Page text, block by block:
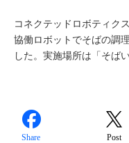
コネクテッドロボティク
協働ロボットでそばの調
した。実施場所は「そば
Share Post